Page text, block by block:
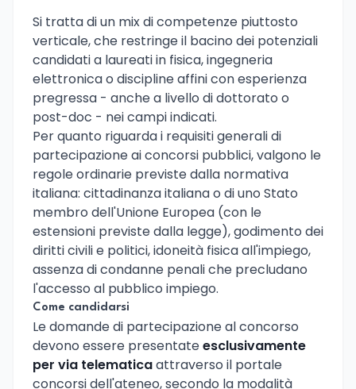
Si tratta di un mix di competenze piuttosto
verticale, che restringe il bacino dei potenziali
candidati a laureati in fisica, ingegneria
elettronica o discipline affini con esperienza
pregressa - anche a livello di dottorato o
post-doc - nei campi indicati.
Per quanto riguarda i requisiti generali di
partecipazione ai concorsi pubblici, valgono le
regole ordinarie previste dalla normativa
italiana: cittadinanza italiana o di uno Stato
membro dell'Unione Europea (con le
estensioni previste dalla legge), godimento dei
diritti civili e politici, idoneità fisica all'impiego,
assenza di condanne penali che precludano
l'accesso al pubblico impiego.
Come candidarsi
Le domande di partecipazione al concorso
devono essere presentateesclusivamente
per via telematicaattraverso il portale
concorsi dell'ateneo, secondo la modalità